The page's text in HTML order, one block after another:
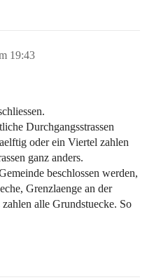
19:43
Durchgangsstrassen
oder ein Viertel zahlen
ganz anders.
beschlossen werden,
Grenzlaenge an der
alle Grundstuecke. So